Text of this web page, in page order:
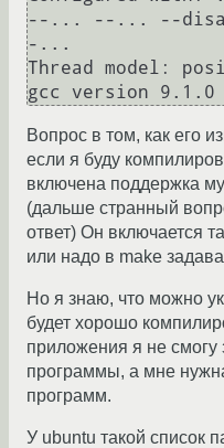
--... --... --
-...
Thread model:
Вопрос в том, как его
если я буду
включена поддержка
(дальше странный
ответ) Он включается
или надо в make
Но я знаю, что можно
будет хорошо
приложения я не смогу
программы, а мне
программ.
У ubuntu такой список